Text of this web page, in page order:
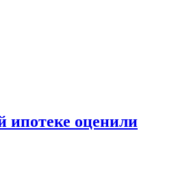
ипотеке оценили